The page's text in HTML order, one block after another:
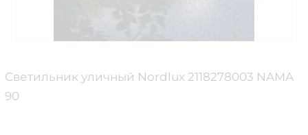
Светильник уличный Nordlux 2118278003 NAMA
90